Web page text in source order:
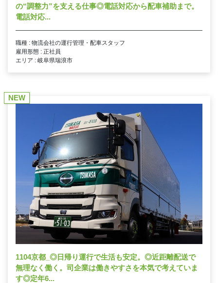
の“調整力”を支える仕事◎電話対応から配車補助まで。
電話対応...
職種 : 物流会社の運行管理・配車スタッフ
雇用形態 : 正社員
エリア : 岐阜県瑞浪市
NEW
1104京都_◎日帰り運行で生活も安定。◎近距離配送で
無理なく働く。司企業は働きやすさを本気で考えていま
す◎定年6...